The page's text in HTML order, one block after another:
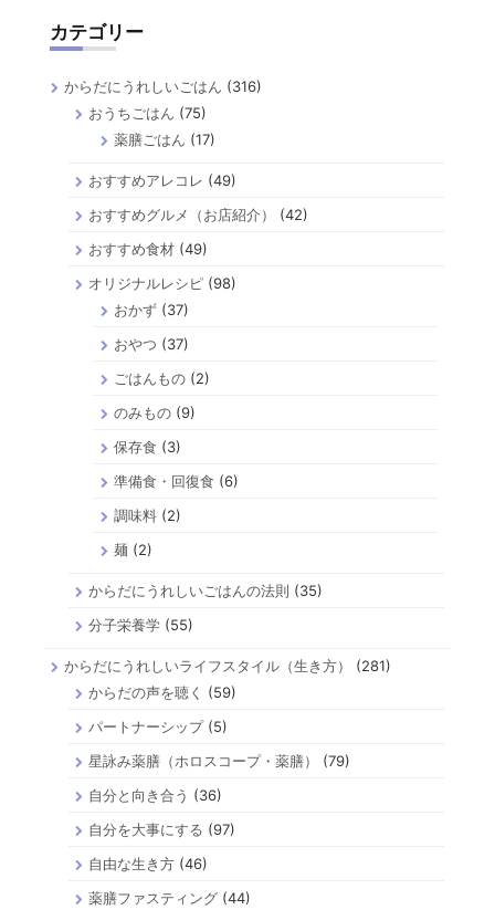
カテゴリー
からだにうれしいごはん (316)
おうちごはん (75)
薬膳ごはん (17)
おすすめアレコレ (49)
おすすめグルメ（お店紹介）
(42)
おすすめ食材 (49)
オリジナルレシピ (98)
おかず(37)
おやつ (37)
ごはんもの(2)
のみもの(9)
保存食 (3)
準備食・回復食 (6)
調味料(2)
麺 (2)
からだにうれしいごはんの法則 (35)
分子栄養学 (55)
からだにうれしいライフスタイル（生き方）
(281)
からだの声を聴く
(59)
パートナーシップ(5)
星詠み薬膳（ホロスコープ・薬膳）
(79)
自分と向き合う (36)
自分を大事にする (97)
自由な生き方 (46)
薬膳ファスティング (44)